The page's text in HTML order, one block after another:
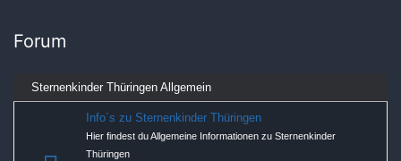
Forum
Sternenkinder Thüringen Allgemein
Info´s zu Sternenkinder Thüringen
Hier findest du Allgemeine Informationen zu Sternenkinder
Thüringen